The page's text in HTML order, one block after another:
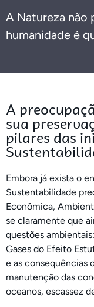
A Natureza não
humanidade é
A
sua
pilares das
Embora já exista o
Sustentabilidade
Econômica,
se claramente que
questões
Gases do Efeito
e as consequências
manutenção das
oceanos, escassez